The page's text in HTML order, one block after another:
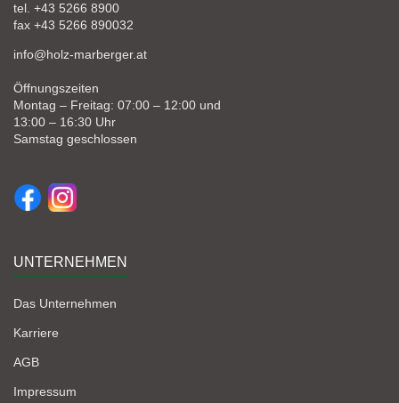
tel. +43 5266 8900
fax +43 5266 890032
info@holz-marberger.at
Öffnungszeiten
Montag – Freitag: 07:00 – 12:00 und
13:00 – 16:30 Uhr
Samstag geschlossen
UNTERNEHMEN
Das Unternehmen
Karriere
AGB
Impressum